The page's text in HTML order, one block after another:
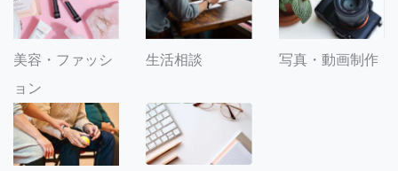
美容・ファッシ
ョン
生活相談 写真・動画制作